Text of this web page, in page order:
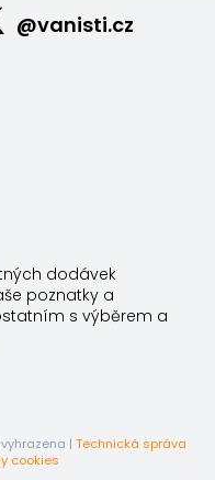
@vanisti.cz
dodávek
poznatky a
s výběrem a
| Technická správa
cookies